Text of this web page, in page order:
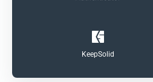
KeepSolid